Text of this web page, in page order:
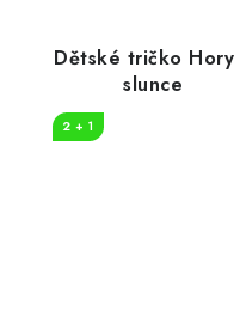
Dětské tričko Hory
slunce
2 + 1